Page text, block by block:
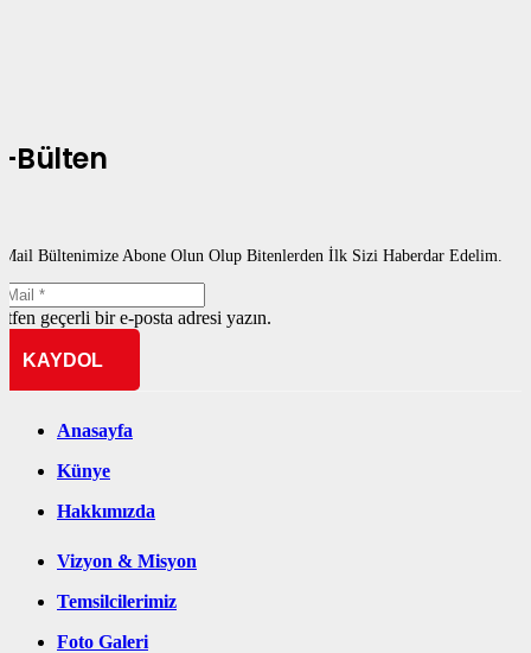
Bülten
Bültenimize Abone Olun Olup Bitenlerden İlk Sizi Haberdar Edelim.
geçerli bir e-posta adresi yazın.
KAYDOL
Anasayfa
Künye
Hakkımızda
Vizyon & Misyon
Temsilcilerimiz
Foto Galeri